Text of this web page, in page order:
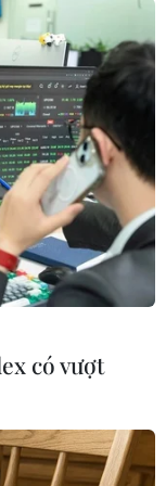
về máy
nhất thế giới
Pháp đạp xe
có vượt